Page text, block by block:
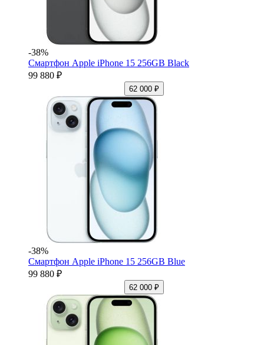
-38%
Смартфон Apple iPhone 15 256GB Black
99 880 ₽
62 000 ₽
-38%
Смартфон Apple iPhone 15 256GB Blue
99 880 ₽
62 000 ₽